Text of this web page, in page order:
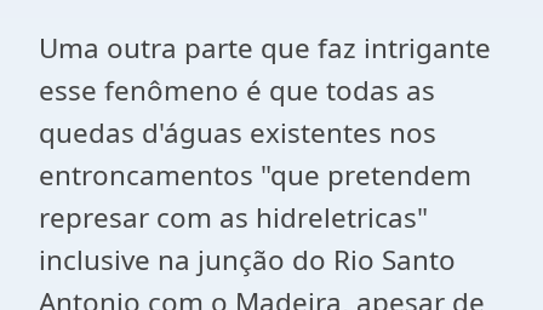
Uma outra parte que faz intrigante
esse fenômeno é que todas as
quedas d'águas existentes nos
entroncamentos "que pretendem
represar com as hidreletricas"
inclusive na junção do Rio Santo
Antonio com o Madeira, apesar de